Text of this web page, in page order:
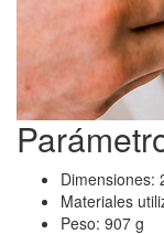
Dimensiones:
Materiales
Peso: 907 g